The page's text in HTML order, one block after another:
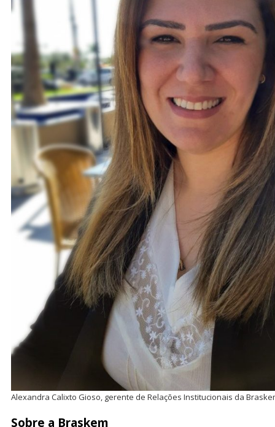
Alexandra Calixto Gioso, gerente de Relações Institucionais da
Sobre a Braskem